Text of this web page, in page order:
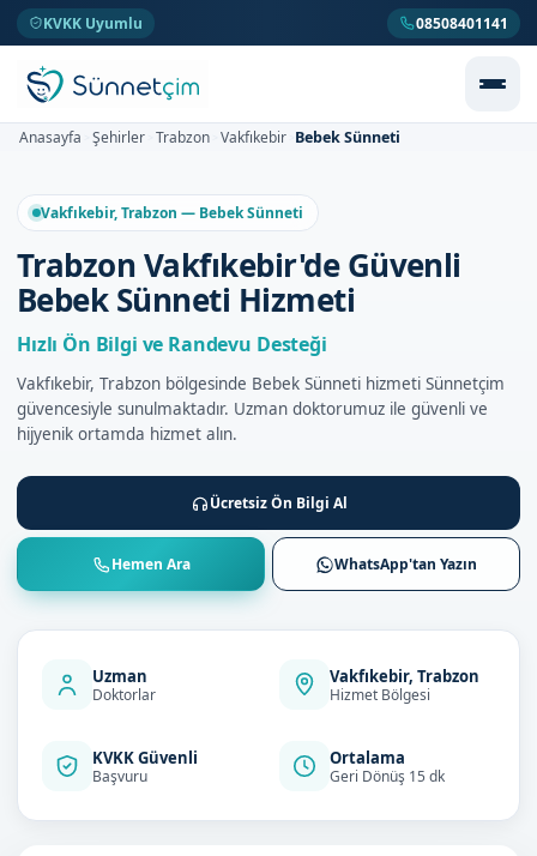
KVKK Uyumlu 08508401141
Anasayfa Şehirler Trabzon Vakfıkebir Bebek Sünneti
Vakfıkebir, Trabzon — Bebek Sünneti
Trabzon Vakfıkebir'de Güvenli
Bebek Sünneti Hizmeti
Hızlı Ön Bilgi ve Randevu Desteği
Vakfıkebir, Trabzon bölgesinde Bebek Sünneti hizmeti Sünnetçim
güvencesiyle sunulmaktadır. Uzman doktorumuz ile güvenli ve
hijyenik ortamda hizmet alın.
Ücretsiz Ön Bilgi Al
Hemen Ara WhatsApp'tan Yazın
Uzman
Doktorlar
Vakfıkebir, Trabzon
Hizmet Bölgesi
KVKK Güvenli
Başvuru
Ortalama
Geri Dönüş 15 dk